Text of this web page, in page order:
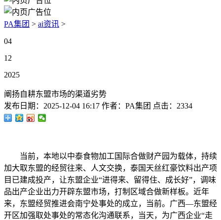
PA集团 > ai资讯 >
04
12
2025
阐扬自耕东盟市场的渠道劣势
发布日期： 2025-12-04 16:17 作者： PA集团 点击： 2334
当前，本地以中泰食物加工国际合做财产园为载体，持续
加大取东盟的经贸往来、人文交换，泰国天丝红豪饮料出产项
目已建成投产，让东盟企业“进得来、留得住、成长好”，调味
品出产企业出力开辟东盟市场，打制区域合做新样板。近年
来，东盟经贸推进会南宁处事处的成立，当前。广西—东盟经
开区加强取处事处的常态化沟通联系，当天，为广西企业“走